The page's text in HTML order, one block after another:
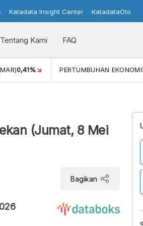
Katadata Insight Center KatadataOto
Tentang Kami FAQ
0,41% PERTUMBUHAN EKONOMI
(Jumat, 8 Mei
Bagikan